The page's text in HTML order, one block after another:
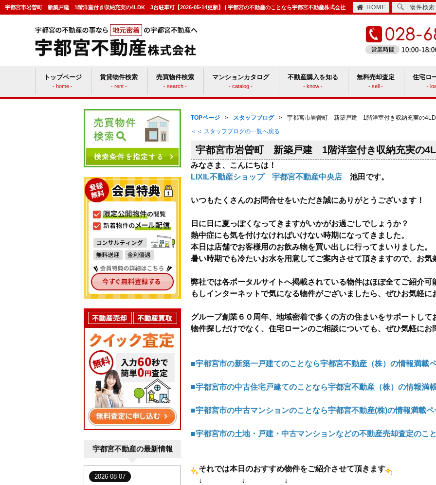
宇都宮市岩曽町 新築戸建 1階洋室付き収納充実の4LDK 3台駐車可【2026-05-14更新】 | 宇都宮の不動産のことなら宇都宮不動産株式会社 HOME 物件検索
トップページ
- home -
賃貸物件検索
- rent -
売買物件検索
- search -
マンションカタログ
- catalog -
不動産購入を知る
- know -
賃貸vs持ち家
無料売却査定
- sell -
住宅ロ
-
TOPページ > スタッフブログ >
宇都宮市岩曽町 新築戸建 1階洋室付き収納充実の
＜＜ スタッフブログの一覧へ戻る
宇都宮市岩曽町 新築戸建 1階洋室付き収納充実の
みなさま、こんにちは！
LIXIL不動産ショップ 宇都宮不動産中央店 池田です。
いつもたくさんのお問合せをいただき誠にありがとうございます！
日に日に夏っぽくなってきますがいかがお過ごしでしょうか？
熱中症にも気を付けなければいけない時期になってきました。
本日は店舗でお客様用のお飲み物を買い出しに行ってまいりました。
暑い時期でも冷たいお水を用意してご案内させて頂きますので、お
弊社では各ポータルサイトへ掲載されている物件はほぼ全てご紹介可
もしインターネットで気になる物件がございましたら、ぜひお気軽
グループ創業６０周年、地域密着で多くの方の住まいをサポートして
物件探しだけでなく、住宅ローンのご相談についても、ぜひ気軽にお
■宇都宮市の新築一戸建てのことなら宇都宮不動産（株）の情報満載
■宇都宮市の中古住宅戸建てのことなら宇都宮不動産（株）の情報満
■宇都宮市の中古マンションのことなら宇都宮不動産(株)の情報満載ペ
■宇都宮市の土地・戸建・中古マンションなどの不動産売却査定のこ
それでは本日のおすすめ物件をご紹介させて頂きます
↓ ↓ ↓
宇都宮不動産の最新情報